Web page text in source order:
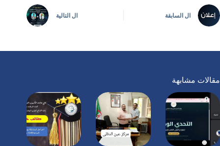
ال السابقة ال التالية
مقالات مشابهة